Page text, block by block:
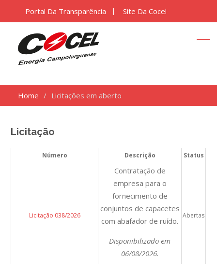
Portal Da Transparência Site Da Cocel
Home Licitações em aberto
Licitação
Número Descrição Status
Licitação 038/2026
Contratação de
empresa para o
fornecimento de
conjuntos de capacetes
com abafador de ruído.
Disponibilizado em
06/08/2026.
Abertas